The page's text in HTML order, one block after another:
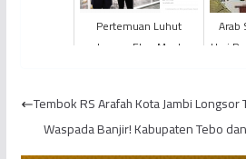
Pertemuan Luhut
dengan Elon Musk
Arab
Hari
Tembok RS Arafah Kota Jambi Longsor
Waspada Banjir! Kabupaten Tebo